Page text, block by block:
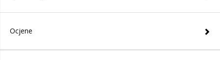
Ocjene